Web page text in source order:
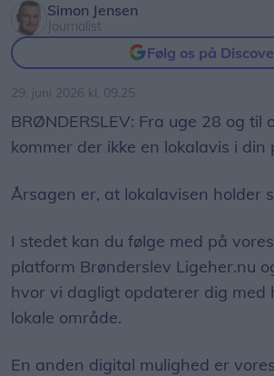
Simon Jensen
Journalist
Følg os på
29. juni 2026 kl. 09.25
BRØNDERSLEV: Fra uge 28 og til
kommer der ikke en lokalavis i din
Årsagen er, at lokalavisen holder
I stedet kan du følge med på
platform Brønderslev Ligeher.nu
hvor vi dagligt opdaterer dig med
lokale område.
En anden digital mulighed er